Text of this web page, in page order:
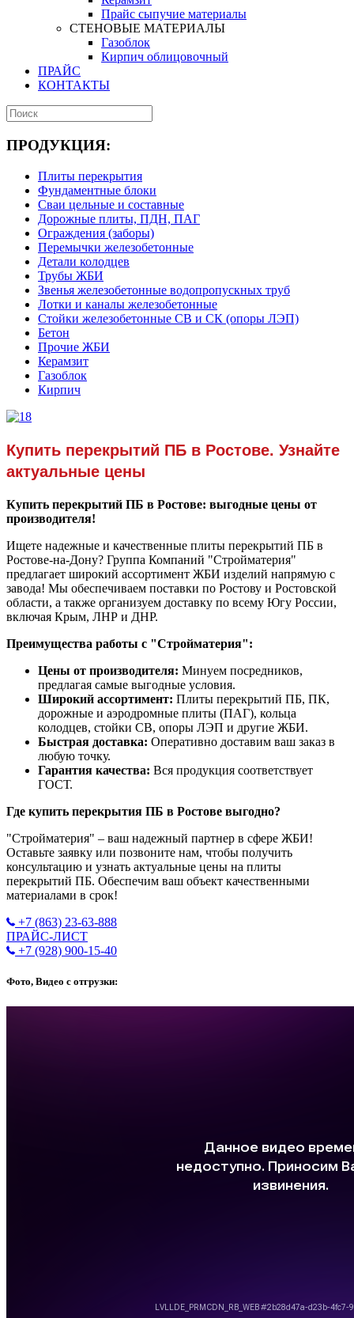
Прайс сыпучие материалы
СТЕНОВЫЕ МАТЕРИАЛЫ
Газоблок
Кирпич облицовочный
ПРАЙС
КОНТАКТЫ
ПРОДУКЦИЯ:
Плиты перекрытия
Фундаментные блоки
Сваи цельные и составные
Дорожные плиты, ПДН, ПАГ
Ограждения (заборы)
Перемычки железобетонные
Детали колодцев
Трубы ЖБИ
Звенья железобетонные водопропускных труб
Лотки и каналы железобетонные
Стойки железобетонные СВ и СК (опоры ЛЭП)
Бетон
Прочие ЖБИ
Керамзит
Газоблок
Кирпич
Купить перекрытий ПБ в Ростове. Узнайте
актуальные цены
Купить перекрытий ПБ в Ростове: выгодные цены от
производителя!
Ищете надежные и качественные плиты перекрытий ПБ в
Ростове-на-Дону? Группа Компаний "Стройматерия"
предлагает широкий ассортимент ЖБИ изделий напрямую с
завода! Мы обеспечиваем поставки по Ростову и Ростовской
области, а также организуем доставку по всему Югу России,
включая Крым, ЛНР и ДНР.
Преимущества работы с "Стройматерия":
Цены от производителя: Минуем посредников,
предлагая самые выгодные условия.
Широкий ассортимент: Плиты перекрытий ПБ, ПК,
дорожные и аэродромные плиты (ПАГ), кольца
колодцев, стойки СВ, опоры ЛЭП и другие ЖБИ.
Быстрая доставка: Оперативно доставим ваш заказ в
любую точку.
Гарантия качества: Вся продукция соответствует
ГОСТ.
Где купить перекрытия ПБ в Ростове выгодно?
"Стройматерия" – ваш надежный партнер в сфере ЖБИ!
Оставьте заявку или позвоните нам, чтобы получить
консультацию и узнать актуальные цены на плиты
перекрытий ПБ. Обеспечим ваш объект качественными
материалами в срок!
+7 (863) 23-63-888
ПРАЙС-ЛИСТ
+7 (928) 900-15-40
Фото, Видео с отгрузки: